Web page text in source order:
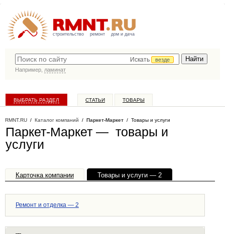
строительство ремонт дом и дача
Искать
везде
Например, ламинат
ВЫБРАТЬ РАЗДЕЛ СТАТЬИ ТОВАРЫ
RMNT.RU / Каталог компаний / Паркет-Маркет / Товары и услуги
Паркет-Маркет — товары и
услуги
Карточка компании
Товары и услуги — 2
Ремонт и отделка — 2